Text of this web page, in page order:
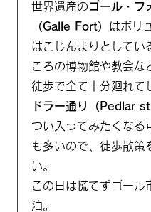
世界遺産のゴール・フ
（Galle Fort） はボリ
はこじんまりとしてい
ころの博物館や教会な
徒歩で全て十分廻れて
ドラー通り（ Pedlar
つい入ってみたくなる
も多いので、徒歩散策
い。
この日は慌てずゴール
泊。